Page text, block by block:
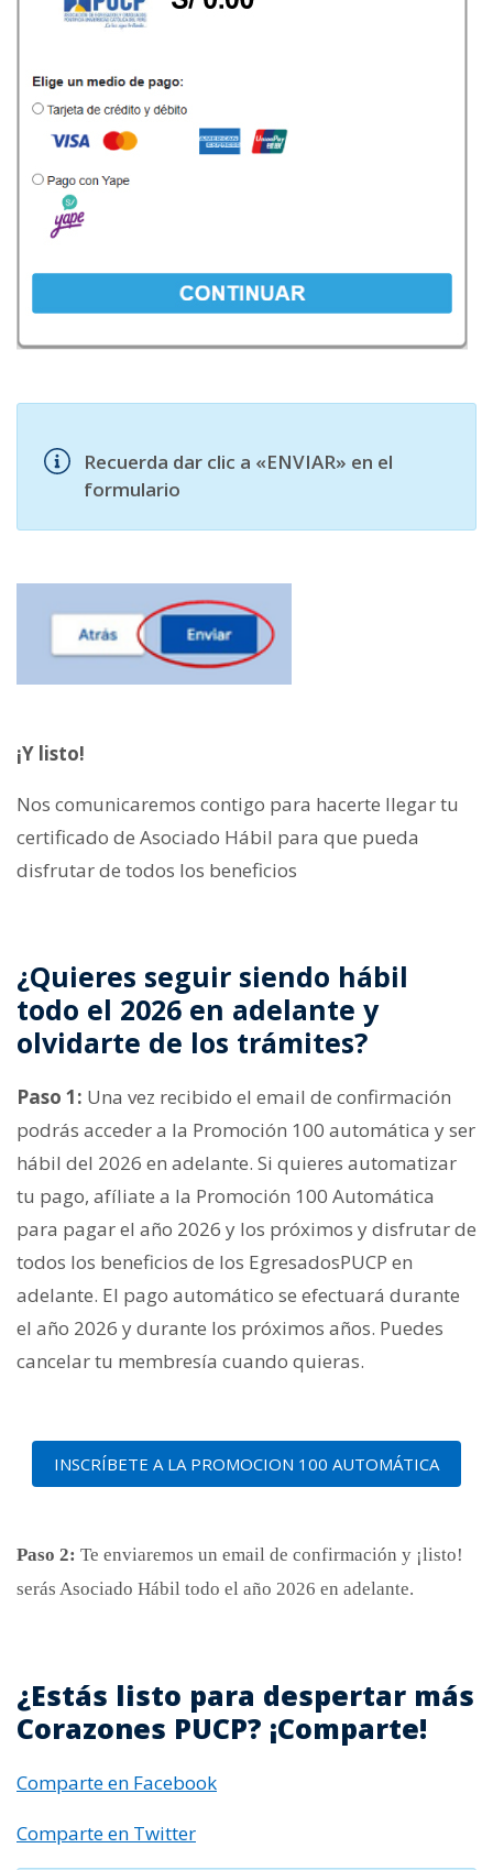
Recuerda dar clic a «ENVIAR» en el
formulario
¡Y listo!
Nos comunicaremos contigo para hacerte llegar tu
certificado de Asociado Hábil para que pueda
disfrutar de todos los beneficios
¿Quieres seguir siendo hábil
todo el 2026 en adelante y
olvidarte de los trámites?
Paso 1: Una vez recibido el email de confirmación
podrás acceder a la Promoción 100 automática y ser
hábil del 2026 en adelante. Si quieres automatizar
tu pago, afíliate a la Promoción 100 Automática
para pagar el año 2026 y los próximos y disfrutar de
todos los beneficios de los EgresadosPUCP en
adelante. El pago automático se efectuará durante
el año 2026 y durante los próximos años. Puedes
cancelar tu membresía cuando quieras.
Paso 2: Te enviaremos un email de confirmación y ¡listo!
serás Asociado Hábil todo el año 2026 en adelante.
¿Estás listo para despertar más
Corazones PUCP? ¡Comparte!
Comparte en Facebook
Comparte en Twitter